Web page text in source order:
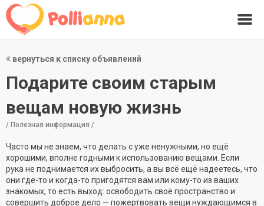
вернуться к списку объявлений
Подарите своим старым
вещам новую жизнь
/ Полезная информация /
Часто мы не знаем, что делать с уже ненужными, но ещё
хорошими, вполне годными к использованию вещами. Если
рука не поднимается их выбросить, a вы всё ещё надеетесь, что
они где-то и когда-то пригодятся вам или кому-то из ваших
знакомых, то есть выход: освободить своё пространство и
совершить доброе дело — пожертвовать вещи нуждающимся в